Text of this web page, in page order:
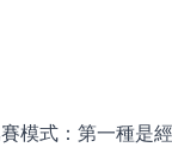
式：第一種是